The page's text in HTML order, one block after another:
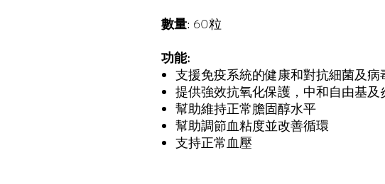
數量: 60粒
功能:
支援免疫系統的健康和對抗細菌及病
提供強效抗氧化保護，中和自由基及
幫助維持正常膽固醇水平
幫助調節血粘度並改善循環
支持正常血壓